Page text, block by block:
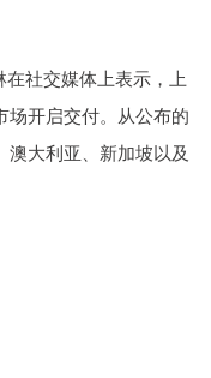
社交媒体上表示，上
场开启交付。从公布的
大利亚、新加坡以及